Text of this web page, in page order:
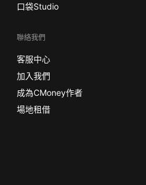
口袋Studio
聯絡我們
客服中心
加入我們
成為CMoney作者
場地租借